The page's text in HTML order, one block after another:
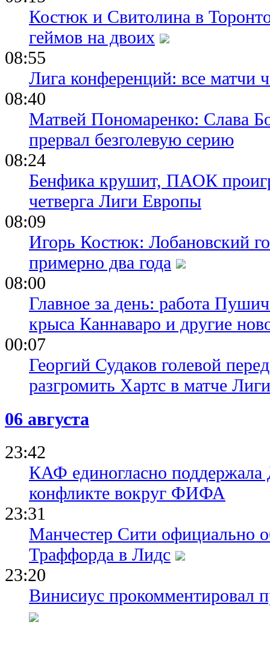
Костюк и Свитолина в
геймов на двоих
08:55
Лига конференций: все матчи
08:40
Матвей Пономаренко: Слава
прервал безголевую серию
08:24
Бенфика крушит, ПАОК
четверга Лиги Европы
08:09
Игорь Костюк: Лобановский
примерно два года
08:00
Главное за день: работа
крыса Каннаваро и другие
00:07
Георгий Судаков голевой
разгромить Хартс в матче
06 августа
23:42
КАФ единогласно
конфликте вокруг ФИФА
23:31
Манчестер Сити официально
Траффорда в Лидс
23:20
Винисиус прокомментировал